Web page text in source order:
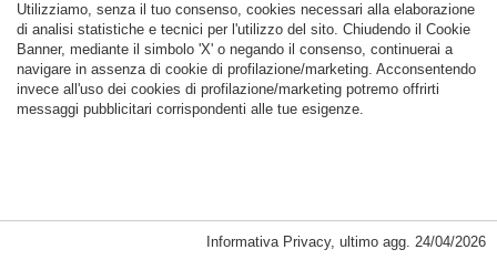
Utilizziamo, senza il tuo consenso, cookies necessari alla elaborazione
di analisi statistiche e tecnici per l'utilizzo del sito. Chiudendo il Cookie
Banner, mediante il simbolo 'X' o negando il consenso, continuerai a
navigare in assenza di cookie di profilazione/marketing. Acconsentendo
invece all'uso dei cookies di profilazione/marketing potremo offrirti
messaggi pubblicitari corrispondenti alle tue esigenze.
Cookie Necessari, Tecnici di SessioneInformativa Privacy, ultimo agg. 24/04/2026